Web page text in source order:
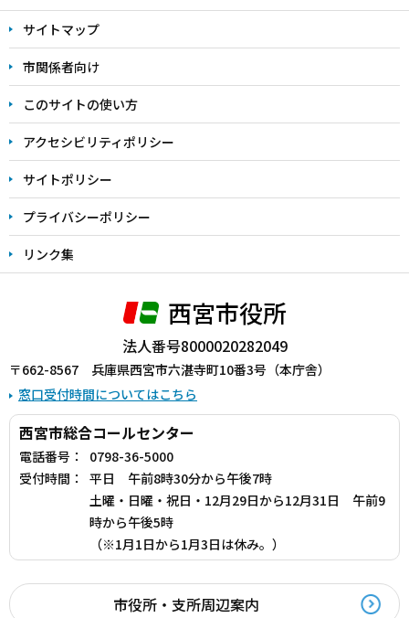
文
こ
こ
ま
サイトマップ
市関係者向け
このサイトの使い方
アクセシビリティポリシー
サイトポリシー
プライバシーポリシー
リンク集
西宮市役所
法人番号8000020282049
〒662-8567 兵庫県西宮市六湛寺町10番3号（本庁舎）
窓口受付時間についてはこちら
西宮市総合コールセンター
電話番号：
0798-36-5000
受付時間：
平日 午前8時30分から午後7時
土曜・日曜・祝日・12月29日から12月31日 午前9
時から午後5時
（※1月1日から1月3日は休み。）
市役所・支所周辺案内